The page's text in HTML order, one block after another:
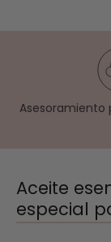
Asesoramiento
Aceite
especial